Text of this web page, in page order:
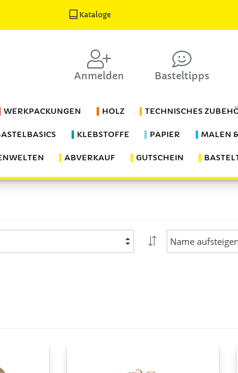
Kataloge
Anmelden Basteltipps
WERKPACKUNGEN HOLZ TECHNISCHES
KLEBSTOFFE PAPIER MALEN
ABVERKAUF GUTSCHEIN